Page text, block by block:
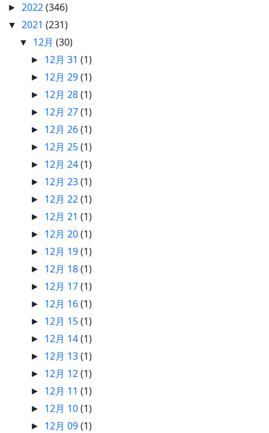
► 2022(346)
▼ 2021 (231)
▼ 12月(30)
► 12月 31(1)
► 12月 29(1)
► 12月 28(1)
► 12月 27(1)
► 12月 26(1)
► 12月 25(1)
► 12月 24(1)
► 12月 23(1)
► 12月 22(1)
► 12月 21(1)
► 12月 20(1)
► 12月 19(1)
► 12月 18(1)
► 12月 17(1)
► 12月 16(1)
► 12月 15(1)
► 12月 14(1)
► 12月 13(1)
► 12月 12(1)
► 12月 11(1)
► 12月 10(1)
► 12月 09(1)